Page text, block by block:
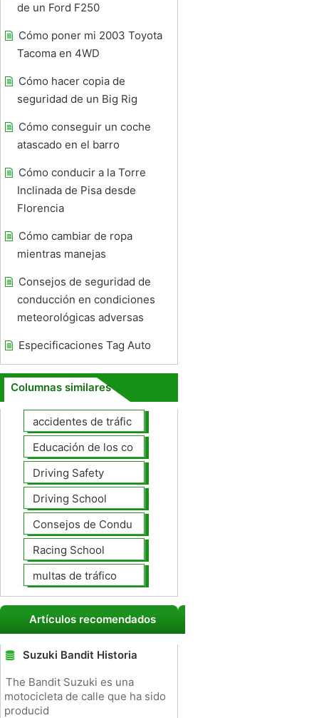
de un Ford F250
Cómo poner mi 2003 Toyota
Tacoma en 4WD
Cómo hacer copia de
seguridad de un Big Rig
Cómo conseguir un coche
atascado en el barro
Cómo conducir a la Torre
Inclinada de Pisa desde
Florencia
Cómo cambiar de ropa
mientras manejas
Consejos de seguridad de
conducción en condiciones
meteorológicas adversas
Especificaciones Tag Auto
Columnas similares
accidentes de tráfico
Educación de los conductores
Driving Safety
Driving School
Consejos de Conducción
Racing School
multas de tráfico
Artículos recomendados
Suzuki Bandit Historia
The Bandit Suzuki es una
motocicleta de calle que ha sido
producid